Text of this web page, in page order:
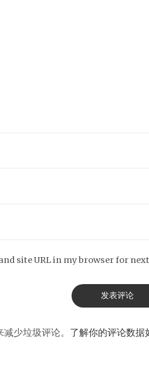
site URL in my browser for
少垃圾评论。 了解你的评论数据